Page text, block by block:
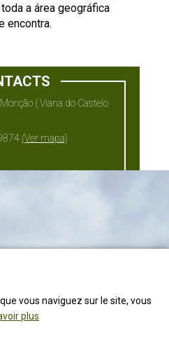
a área geográfica
encontra.
( Viana do Castelo
(Ver mapa)
vous naviguez sur le site, vous
plus
lesactualités !